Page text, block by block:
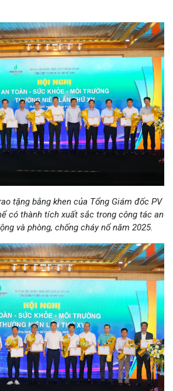
tặng bằng khen của Tổng Giám đốc PV
có thành tích xuất sắc trong công tác an
và phòng, chống cháy nổ năm 2025.